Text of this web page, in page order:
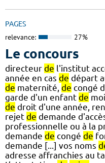
PAGES
relevance: 27%
Le concours
directeur de l'institut
année en cas de départ
de maternité, de congé
garde d'un enfant de
de droit d'une année,
rejet de demande
professionnelle ou à la
demande de congé de
demande [...] vos noms
adresse affranchies au